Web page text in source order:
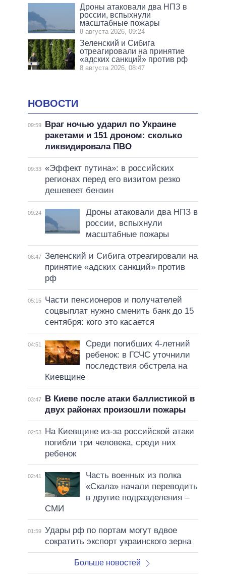
Дроны атаковали два НПЗ в
россии, вспыхнули
масштабные пожары
8 августа 2026, 09:24
Зеленский и Сибига
отреагировали на принятие
«адских санкций» против рф
8 августа 2026, 08:47
НОВОСТИ
09:59
Враг ночью ударил по Украине
ракетами и 151 дроном: сколько
ликвидировала ПВО
09:33 «Эффект путина»: в российских
регионах перед его визитом резко
дешевеет бензин
09:24
Дроны атаковали два НПЗ в
россии, вспыхнули
масштабные пожары
08:47 Зеленский и Сибига отреагировали на
принятие «адских санкций» против
рф
05:15
Части пенсионеров и получателей
соцвыплат нужно сменить банк до 15
сентября: кого это касается
04:51
Среди погибших 4-летний
ребенок: в ГСЧС уточнили
последствия обстрела на
Киевщине
03:47
В Киеве после атаки баллистикой в
двух районах произошли пожары
02:53
На Киевщине из-за российской атаки
погибли три человека, среди них
ребенок
02:41
Часть военных из полка
«Скала» начали переводить
в другие подразделения –
СМИ
01:59 Удары рф по портам могут вдвое
сократить экспорт украинского зерна
Больше новостей